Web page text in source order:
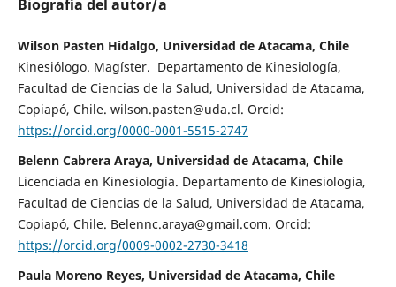
Biografía del autor/a
Wilson Pasten Hidalgo, Universidad de Atacama, Chile
Kinesiólogo. Magíster. Departamento de Kinesiología,
Facultad de Ciencias de la Salud, Universidad de Atacama,
Copiapó, Chile. wilson.pasten@uda.cl. Orcid:
https://orcid.org/0000-0001-5515-2747
Belenn Cabrera Araya, Universidad de Atacama, Chile
Licenciada en Kinesiología. Departamento de Kinesiología,
Facultad de Ciencias de la Salud, Universidad de Atacama,
Copiapó, Chile. Belennc.araya@gmail.com. Orcid:
https://orcid.org/0009-0002-2730-3418
Paula Moreno Reyes, Universidad de Atacama, Chile